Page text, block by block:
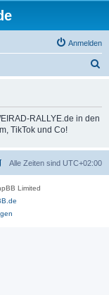
Anmelden
RALLYE.de in den
TikTok und Co!
Alle Zeiten sind UTC+02:00
Limited